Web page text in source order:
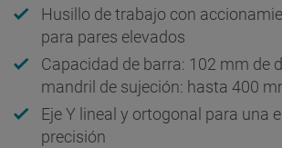
Husillo de trabajo con
para pares elevados
Capacidad de barra: 102 mm de
mandril de sujeción: hasta 400
Eje Y lineal y ortogonal para una
precisión